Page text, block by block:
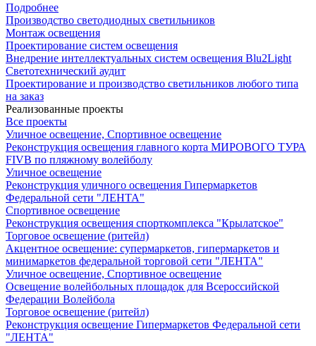
Подробнее
Производство светодиодных светильников
Монтаж освещения
Проектирование систем освещения
Внедрение интеллектуальных систем освещения Blu2Light
Светотехнический аудит
Проектирование и производство светильников любого типа
на заказ
Реализованные проекты
Все проекты
Уличное освещение, Спортивное освещение
Реконструкция освещения главного корта МИРОВОГО ТУРА
FIVB по пляжному волейболу
Уличное освещение
Реконструкция уличного освещения Гипермаркетов
Федеральной сети "ЛЕНТА"
Спортивное освещение
Реконструкция освещения спорткомплекса "Крылатское"
Торговое освещение (ритейл)
Акцентное освещение: супермаркетов, гипермаркетов и
минимаркетов федеральной торговой сети "ЛЕНТА"
Уличное освещение, Спортивное освещение
Освещение волейбольных площадок для Всероссийской
Федерации Волейбола
Торговое освещение (ритейл)
Реконструкция освещение Гипермаркетов Федеральной сети
"ЛЕНТА"